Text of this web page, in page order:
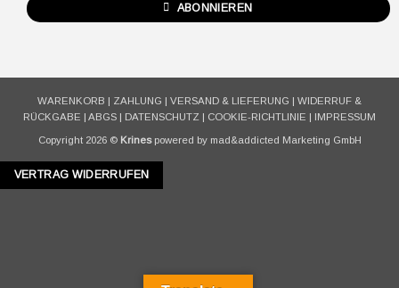
ABONNIEREN
WARENKORB ZAHLUNG VERSAND & LIEFERUNG
WIDERRUF &
RÜCKGABE
ABGS DATENSCHUTZ COOKIE-RICHTLINIE IMPRESSUM
Copyright 2026 © Krinespowered by mad&addicted Marketing GmbH
VERTRAG WIDERRUFEN